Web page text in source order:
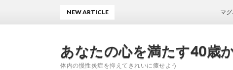
あなたの心を満たす40歳
体内の慢性炎症を抑えてきれいに痩せよう
NEW ARTICLE マグネシウム